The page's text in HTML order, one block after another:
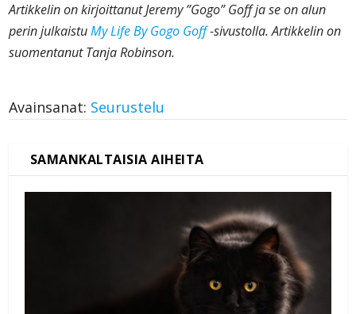
Artikkelin on kirjoittanut Jeremy ”Gogo” Goff ja se on alun
perin julkaistuMy Life By Gogo Goff-sivustolla. Artikkelin on
suomentanut Tanja Robinson.
Avainsanat: Seurustelu